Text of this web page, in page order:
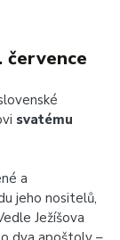
července
svatému
a
jeho nositelů,
Ježíšova